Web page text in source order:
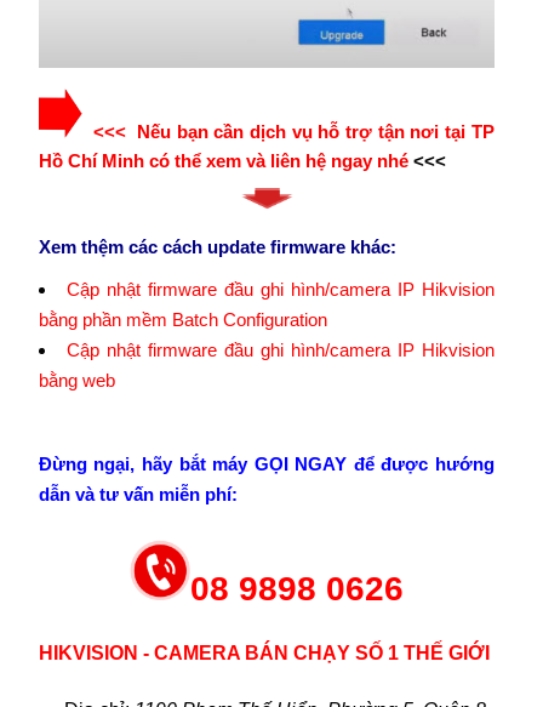
<<< Nếu bạn cần dịch vụ hỗ trợ tận nơi tại TP
Hồ Chí Minh có thể xem và liên hệ ngay nhé<<<
Xem thệm các cách update firmware khác:
Cập nhật firmware đầu ghi hình/camera IP Hikvision
bằng phần mềm Batch Configuration
Cập nhật firmware đầu ghi hình/camera IP Hikvision
bằng web
Đừng ngại, hãy bắt máy GỌI NGAY để được hướng
dẫn và tư vấn miễn phí:
08 9898 0626
HIKVISION - CAMERA BÁN CHẠY SỐ 1 THẾ GIỚI